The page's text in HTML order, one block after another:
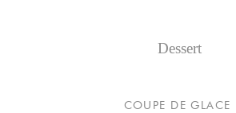
Dessert
COUPE DE GLACE